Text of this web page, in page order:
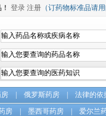
登录 注册 （订药物标准品请
房 俄罗斯药房
法律的依
房 墨西哥药房
爱尔兰